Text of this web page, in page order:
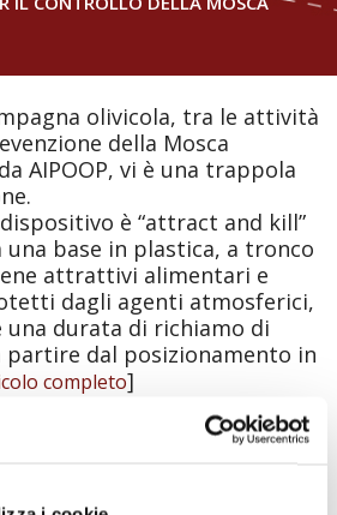
olivicola, tra le attività
della Mosca
AIPOOP, vi è una trappola
è “attract and kill”
una base in plastica, a tronco
attrattivi alimentari e
dagli agenti atmosferici,
una durata di richiamo di
partire dal posizionamento in
completo]
Condividi